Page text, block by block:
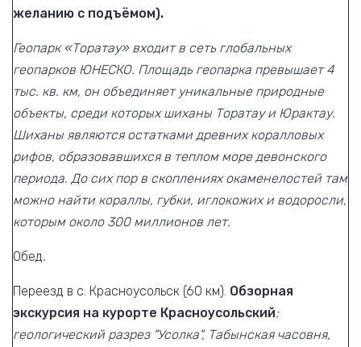
желанию с подъёмом).
Геопарк «Торатау» входит в сеть глобальных
геопарков ЮНЕСКО. Площадь геопарка превышает 4
тыс. кв. км, он объединяет уникальные природные
объекты, среди которых шиханы Торатау и Юрактау.
Шиханы являются остатками древних коралловых
рифов, образовавшихся в теплом море девонского
периода. До сих пор в скоплениях окаменелостей там
можно найти кораллы, губки, иглокожих и водоросли,
которым около 300 миллионов лет.
Обед.
Переезд в с. Красноусольск (60 км). Обзорная
экскурсия на курорте Красноусольский:
геологический разрез "Усолка", Табынская часовня,